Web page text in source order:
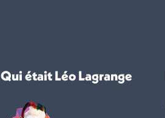
Qui était Léo Lagrange